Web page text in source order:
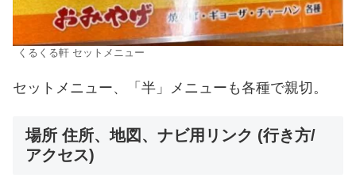
くるくる軒 セットメニュー
セットメニュー、「半」メニューも各種で親切。
場所 住所、地図、ナビ用リンク (行き方/
アクセス)